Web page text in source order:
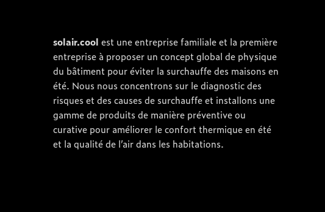
solair.cool est une entreprise familiale et la première
entreprise à proposer un concept global de physique
du bâtiment pour éviter la surchauffe des maisons en
été. Nous nous concentrons sur le diagnostic des
risques et des causes de surchauffe et installons une
gamme de produits de manière préventive ou
curative pour améliorer le confort thermique en été
et la qualité de l’air dans les habitations.